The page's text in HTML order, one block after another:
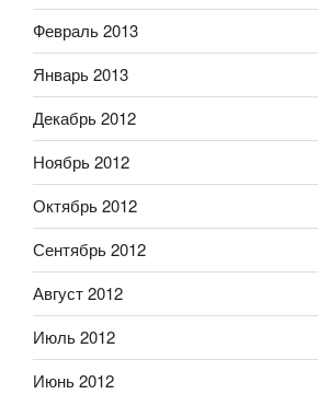
Февраль 2013
Январь 2013
Декабрь 2012
Ноябрь 2012
Октябрь 2012
Сентябрь 2012
Август 2012
Июль 2012
Июнь 2012